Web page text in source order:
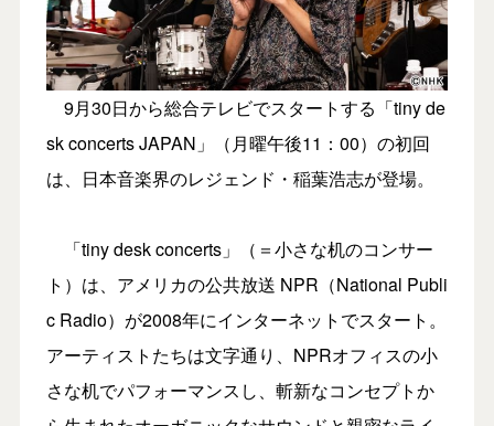
9月30日から総合テレビでスタートする「tiny de
sk concerts JAPAN」（月曜午後11：00）の初回
は、日本音楽界のレジェンド・稲葉浩志が登場。
「tiny desk concerts」（＝小さな机のコンサー
ト）は、アメリカの公共放送 NPR（National Publi
c Radio）が2008年にインターネットでスタート。
アーティストたちは文字通り、NPRオフィスの小
さな机でパフォーマンスし、斬新なコンセプトか